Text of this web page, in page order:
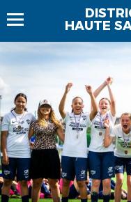
HAUTE